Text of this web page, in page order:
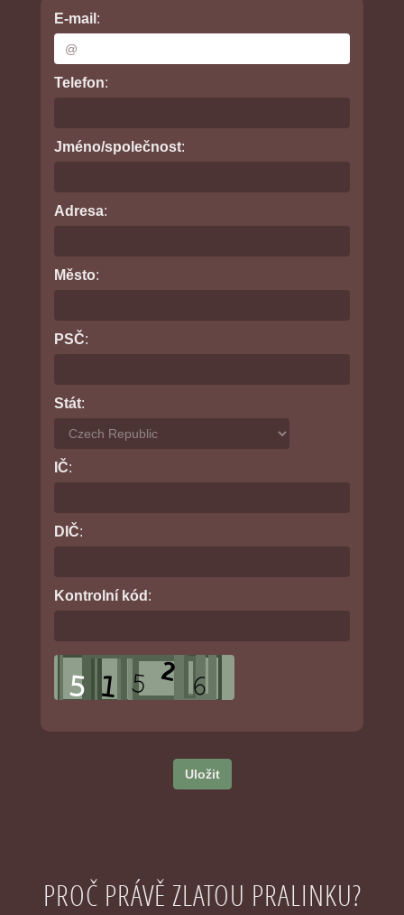
E-mail :
Telefon:
Jméno/společnost:
Adresa:
Město:
PSČ:
Stát:
IČ:
DIČ:
Kontrolní kód :
Uložit
PROČ PRÁVĚ ZLATOU PRALINKU?